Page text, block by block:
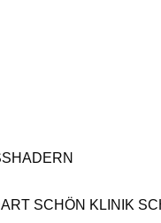
SCHÖN KLINIK